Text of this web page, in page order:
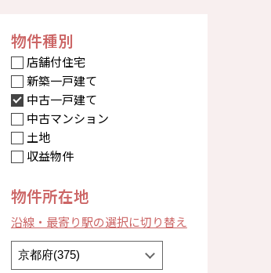
物件種別
店舗付住宅
新築一戸建て
中古一戸建て
中古マンション
土地
収益物件
物件所在地
沿線・最寄り駅の選択に切り替え